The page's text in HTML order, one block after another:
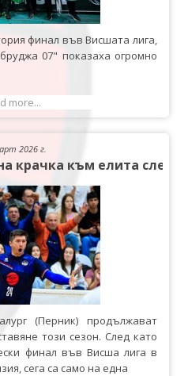
финал във Висшата лига,
07" показаха огромно
more...
2026 г.
крачка към елита след
(Перник) продължават
този сезон. След като
финал във Висша лига в
сега са само на една